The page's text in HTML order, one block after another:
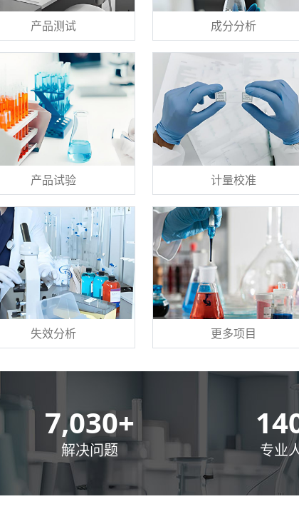
产品测试 成分分析
产品试验 计量校准
失效分析 更多项目
10,000+
解决问题 专业